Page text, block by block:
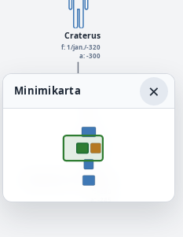
Craterus
f: 1/jan./-320
a: -300
Alexander of Corinth
a: -245
Minimikarta ×